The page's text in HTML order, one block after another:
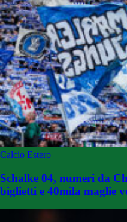
Calcio Estero
Schalke 04, numeri da
biglietti e 40mila maglie